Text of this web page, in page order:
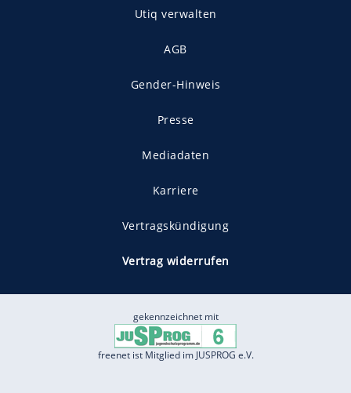
Utiq verwalten
AGB
Gender-Hinweis
Presse
Mediadaten
Karriere
Vertragskündigung
Vertrag widerrufen
gekennzeichnet mit
freenet ist Mitglied im JUSPROG e.V.